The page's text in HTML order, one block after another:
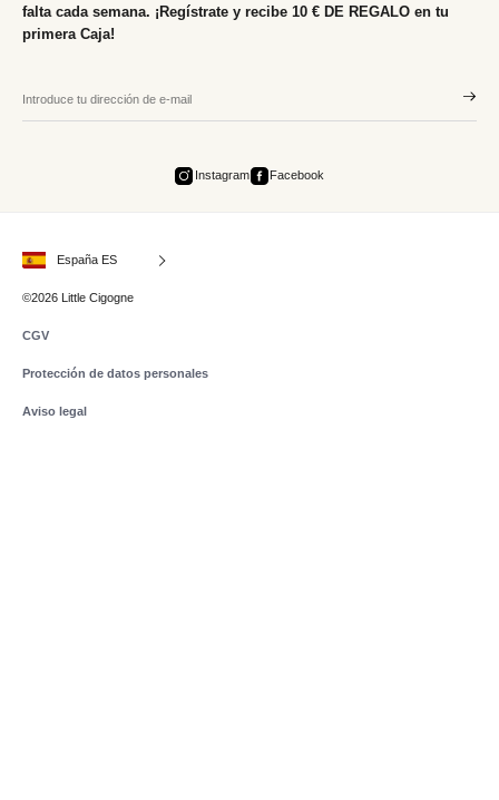
falta cada semana. ¡Regístrate y recibe 10 € DE REGALO en tu
primera Caja!
Instagram Facebook
España ES
©2026 Little Cigogne
CGV
Protección de datos personales
Aviso legal